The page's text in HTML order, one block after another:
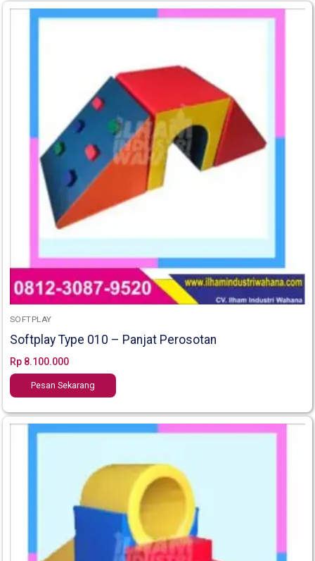
SOFTPLAY
Softplay Type 010 – Panjat Perosotan
Rp8.100.000
Pesan Sekarang